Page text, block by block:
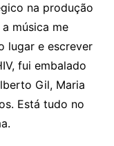
na produção
música me
lugar e escrever
fui embalado
Gil, Maria
Está tudo no